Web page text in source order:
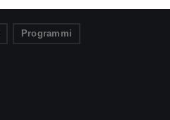
Programmi